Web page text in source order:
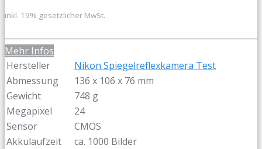
inkl. 19% gesetzlicher MwSt.
Mehr Infos
Hersteller
Nikon Spiegelreflexkamera Test
Abmessung
136 x 106 x 76 mm
Gewicht
748 g
Megapixel
24
Sensor
CMOS
Akkulaufzeit
ca. 1000 Bilder